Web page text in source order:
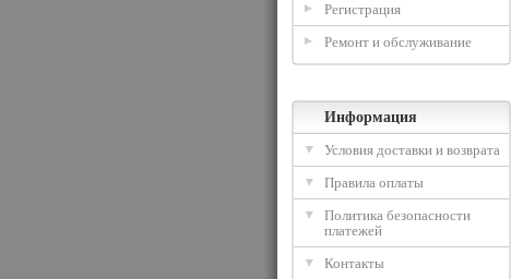
Регистрация
Ремонт и обслуживание
Информация
Условия доставки и возврата
Правила оплаты
Политика безопасности
платежей
Контакты